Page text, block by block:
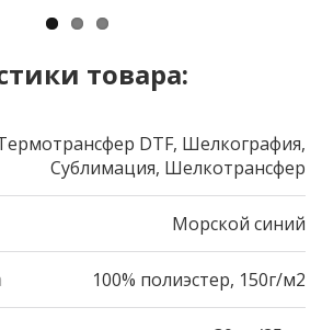
товара:
DTF, Шелкография,
Сублимация, Шелкотрансфер
Морской синий
100% полиэстер, 150г/м2